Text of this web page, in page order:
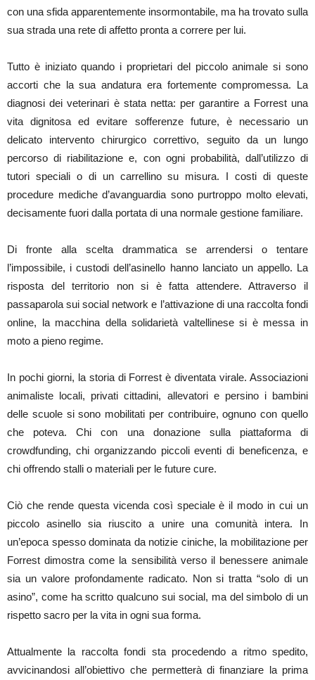
con una sfida apparentemente insormontabile, ma ha trovato sulla
sua strada una rete di affetto pronta a correre per lui.
Tutto è iniziato quando i proprietari del piccolo animale si sono
accorti che la sua andatura era fortemente compromessa. La
diagnosi dei veterinari è stata netta: per garantire a Forrest una
vita dignitosa ed evitare sofferenze future, è necessario un
delicato intervento chirurgico correttivo, seguito da un lungo
percorso di riabilitazione e, con ogni probabilità, dall’utilizzo di
tutori speciali o di un carrellino su misura. I costi di queste
procedure mediche d’avanguardia sono purtroppo molto elevati,
decisamente fuori dalla portata di una normale gestione familiare.
Di fronte alla scelta drammatica se arrendersi o tentare
l’impossibile, i custodi dell’asinello hanno lanciato un appello. La
risposta del territorio non si è fatta attendere. Attraverso il
passaparola sui social network e l’attivazione di una raccolta fondi
online, la macchina della solidarietà valtellinese si è messa in
moto a pieno regime.
In pochi giorni, la storia di Forrest è diventata virale. Associazioni
animaliste locali, privati cittadini, allevatori e persino i bambini
delle scuole si sono mobilitati per contribuire, ognuno con quello
che poteva. Chi con una donazione sulla piattaforma di
crowdfunding, chi organizzando piccoli eventi di beneficenza, e
chi offrendo stalli o materiali per le future cure.
Ciò che rende questa vicenda così speciale è il modo in cui un
piccolo asinello sia riuscito a unire una comunità intera. In
un’epoca spesso dominata da notizie ciniche, la mobilitazione per
Forrest dimostra come la sensibilità verso il benessere animale
sia un valore profondamente radicato. Non si tratta “solo di un
asino”, come ha scritto qualcuno sui social, ma del simbolo di un
rispetto sacro per la vita in ogni sua forma.
Attualmente la raccolta fondi sta procedendo a ritmo spedito,
avvicinandosi all’obiettivo che permetterà di finanziare la prima